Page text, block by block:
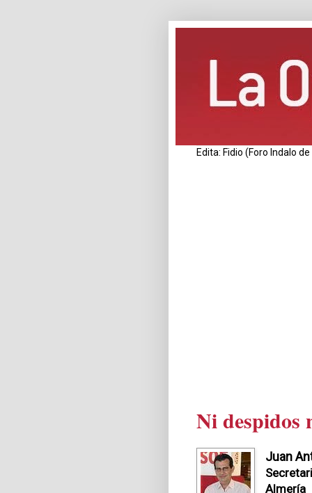
Edita: Fidio (Foro Indalo
Ni despidos
Juan
Almería